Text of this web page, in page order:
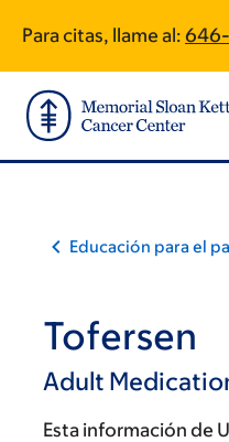
main
content
footer
Para citas, llame al:
Educación para el
Tofersen
Adult
Esta información de